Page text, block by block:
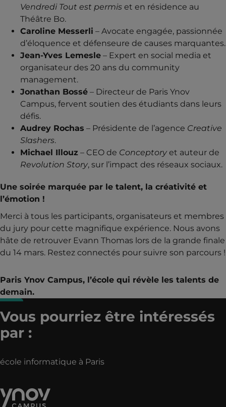
Vendredi Tout est permis et en résidence au
Théâtre Bo.
Caroline Messerli – Avocate engagée, passionnée
d’éloquence et défenseure de causes marquantes.
Jean-Yves Lemesle – Expert en social media et
organisateur des 20 ans du community
management.
Jonathan Bossé – Directeur de Paris Ynov
Campus, fervent soutien des étudiants dans leurs
défis.
Audrey Rochas – Présidente de l’agence Creative
Slashers.
Michael Illouz – CEO de Conceptory et auteur de
Revolution Story, sur l’impact des réseaux sociaux.
Une soirée marquée par le talent, la créativité et
l’émotion !
Merci à tous les participants, organisateurs et membres
du jury pour cette magnifique expérience. Nous avons
hâte de retrouver Evann Thomas lors de la grande finale
du 14 mars. Restez connectés pour suivre son parcours !
Paris Ynov Campus, l’école qui révèle les talents de
demain.
Vous pourriez être intéressés
par :
école informatique à Paris